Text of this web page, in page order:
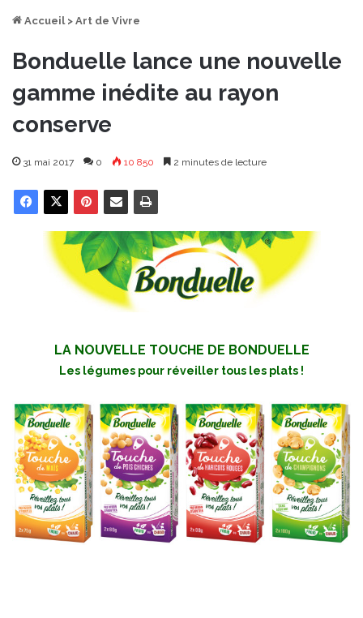
Accueil > Art de Vivre
Bonduelle lance une nouvelle
gamme inédite au rayon
conserve
31 mai 2017 0 10 850 2 minutes de lecture
LA NOUVELLE TOUCHE DE BONDUELLE
Les légumes pour réveiller tous les plats !